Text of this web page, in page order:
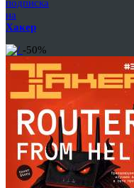
подписка
на
Хакер
-50%